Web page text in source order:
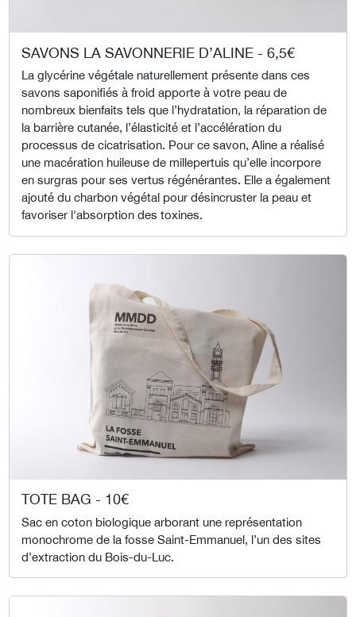
SAVONS LA SAVONNERIE D’ALINE - 6,5€
La glycérine végétale naturellement présente dans ces
savons saponifiés à froid apporte à votre peau de
nombreux bienfaits tels que l’hydratation, la réparation de
la barrière cutanée, l’élasticité et l’accélération du
processus de cicatrisation. Pour ce savon, Aline a réalisé
une macération huileuse de millepertuis qu’elle incorpore
en surgras pour ses vertus régénérantes. Elle a également
ajouté du charbon végétal pour désincruster la peau et
favoriser l'absorption des toxines.
TOTE BAG - 10€
Sac en coton biologique arborant une représentation
monochrome de la fosse Saint-Emmanuel, l’un des sites
d’extraction du Bois-du-Luc.